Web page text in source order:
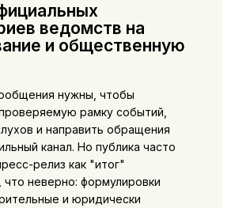
ведомств на
и общественную
нужны, чтобы
рамку событий,
и направить обращения
канал. Но публика часто
релиз как "итог"
что неверно: формулировки
и юридически